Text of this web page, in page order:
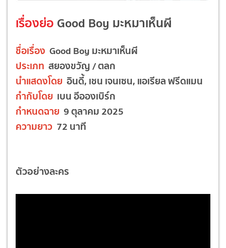
เรื่องย่อ Good Boy มะหมาเห็นผี
ชื่อเรื่อง Good Boy มะหมาเห็นผี
ประเภท สยองขวัญ / ตลก
นำแสดงโดย อินดี้, เชน เจนเซน, แอเรียล ฟรีดแมน
กำกับโดย เบน อีอองเบิร์ก
กำหนดฉาย 9 ตุลาคม 2025
ความยาว 72 นาที
ตัวอย่างละคร